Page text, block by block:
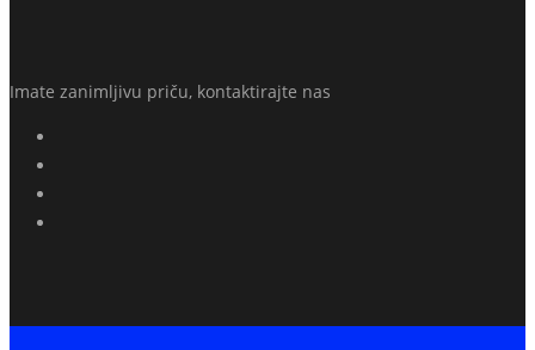
Imate zanimljivu priču, kontaktirajte nas